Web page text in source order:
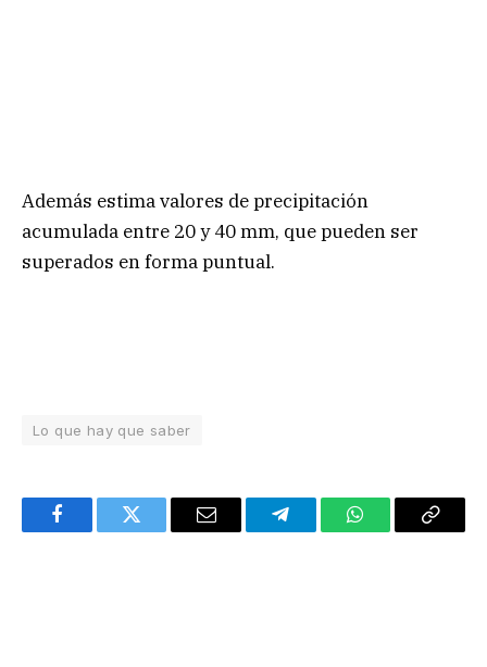
Además estima valores de precipitación
acumulada entre 20 y 40 mm, que pueden ser
superados en forma puntual.
Lo que hay que saber
FacebookTwitter Email TelegramWhatsAppCopy